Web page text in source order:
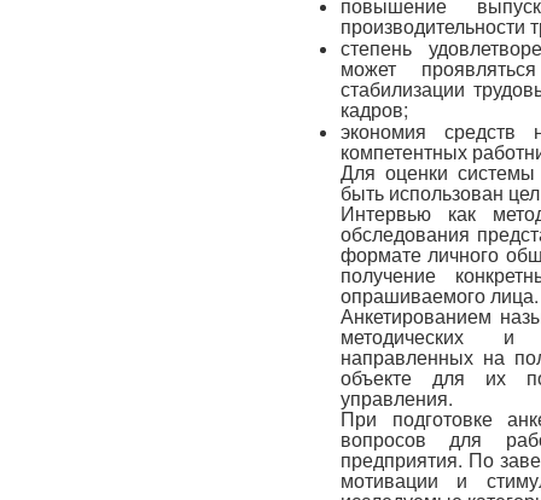
производительности
степень
может
стабилизации
кадров;
экономия средств
компетентных
Для оценки
быть использован
Интервью как
обследования
формате личного
получение
опрашиваемого лица.
Анкетированием
методических и
направленных на
объекте для их
управления.
При подготовке
вопросов для
предприятия. По
мотивации и